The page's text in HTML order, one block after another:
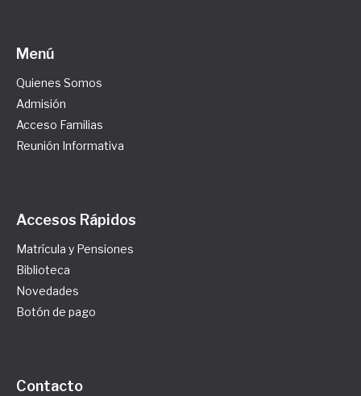
Menú
Quienes Somos
Admisión
Acceso Familias
Reunión Informativa
Accesos Rápidos
Matrícula y Pensiones
Biblioteca
Novedades
Botón de pago
Contacto